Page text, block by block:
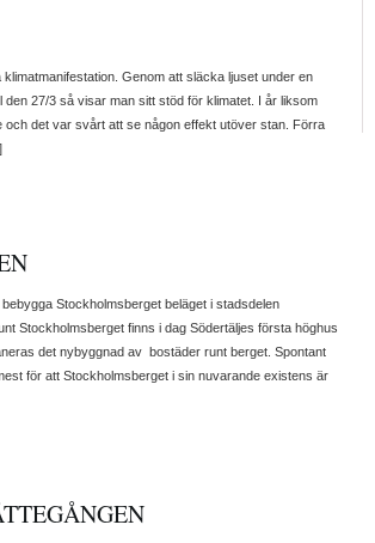
Genom att släcka ljuset under en
den 27/3 så visar man sitt stöd för klimatet. I år liksom
och det var svårt att se någon effekt utöver stan. Förra
Stockholmsberget beläget i stadsdelen
Stockholmsberget finns i dag Södertäljes första höghus
det nybyggnad av bostäder runt berget. Spontant
för att Stockholmsberget i sin nuvarande existens är